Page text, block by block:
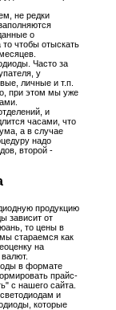
не редки
о
то чтобы отыскать
Часто за
у
личные и т.п.
при этом мы уже
и
часами, что
а в случае
надо
второй -
продукцию
зависит от
то цены в
стараемся как
на
в формате
прайс-
с нашего сайта.
и
которые